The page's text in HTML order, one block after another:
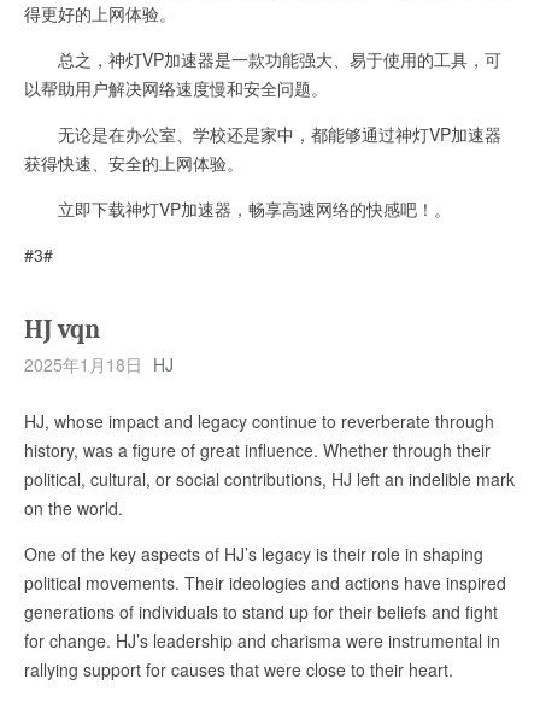
得更好的上网体验。
总之，神灯VP加速器是一款功能强大、易于使用的工具，可
以帮助用户解决网络速度慢和安全问题。
无论是在办公室、学校还是家中，都能够通过神灯VP加速器
获得快速、安全的上网体验。
立即下载神灯VP加速器，畅享高速网络的快感吧！。
#3#
HJ vqn
2025年1月18日 HJ
HJ, whose impact and legacy continue to reverberate through
history, was a figure of great influence. Whether through their
political, cultural, or social contributions, HJ left an indelible mark
on the world.
One of the key aspects of HJ’s legacy is their role in shaping
political movements. Their ideologies and actions have inspired
generations of individuals to stand up for their beliefs and fight
for change. HJ’s leadership and charisma were instrumental in
rallying support for causes that were close to their heart.